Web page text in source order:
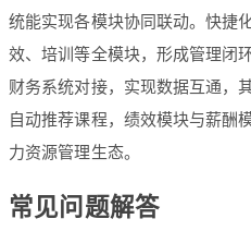
统能实现各模块协同联动。快捷
效、培训等全模块，形成管理闭
财务系统对接，实现数据互通，
自动推荐课程，绩效模块与薪酬
力资源管理生态。
常见问题解答